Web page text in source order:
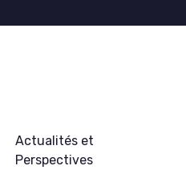
Actualités et
Perspectives